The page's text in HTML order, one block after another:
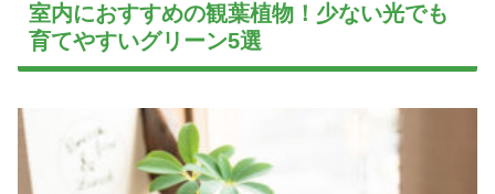
室内におすすめの観葉植物！少ない光でも
育てやすいグリーン5選